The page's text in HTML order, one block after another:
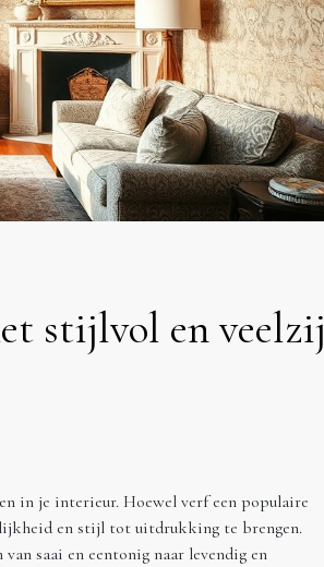
stijlvol en veelzij
in je interieur. Hoewel verf een populaire
en stijl tot uitdrukking te brengen.
saai en eentonig naar levendig en